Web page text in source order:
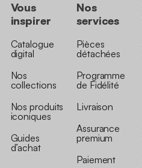
Vous
inspirer
Catalogue
digital
Nos
collections
Nos produits
iconiques
Guides
d’achat
Nos
services
Pièces
détachées
Programme
de Fidélité
Livraison
Assurance
premium
Paiement